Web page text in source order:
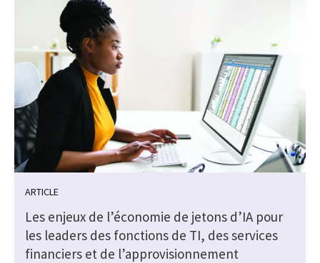
ARTICLE
Les enjeux de l’économie de jetons d’IA pour
les leaders des fonctions de TI, des services
financiers et de l’approvisionnement